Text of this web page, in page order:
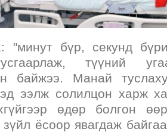
"минут бүр, секунд
түүний
байжээ. Манай
ээлж солилцон харж
өдөр болгон
ёсоор явагдаж